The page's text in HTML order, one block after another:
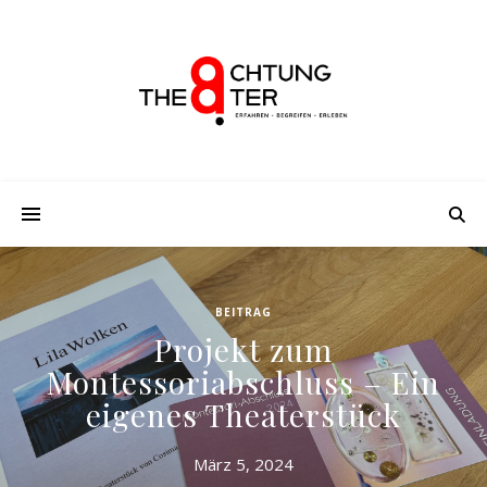
BEITRAG
Projekt zum
Montessoriabschluss – Ein
eigenes Theaterstück
März 5, 2024